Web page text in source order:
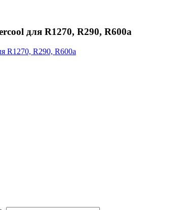
для R1270, R290, R600a